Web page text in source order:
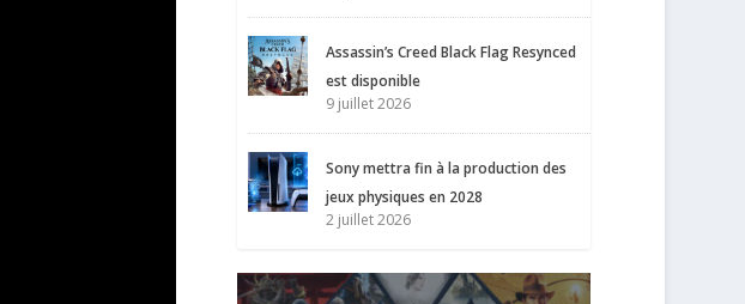
Assassin’s Creed Black Flag Resynced
est disponible
9 juillet 2026
Sony mettra fin à la production des
jeux physiques en 2028
2 juillet 2026